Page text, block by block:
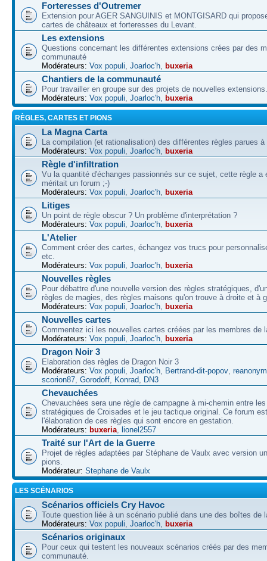
Forteresses d'Outremer
Extension pour AGER SANGUINIS et MONTGISARD qui
cartes de châteaux et forteresses du Levant.
Les extensions
Questions concernant les différentes extensions crées par des
communauté
Modérateurs: Vox populi, Joarloc'h, buxeria
Chantiers de la communauté
Pour travailler en groupe sur des projets de nouvelles extensions.
Modérateurs: Vox populi, Joarloc'h, buxeria
RÈGLES, CARTES ET PIONS
La Magna Carta
La compilation (et rationalisation) des différentes règles parues à
Modérateurs: Vox populi, Joarloc'h, buxeria
Règle d'infiltration
Vu la quantité d'échanges passionnés sur ce sujet, cette règle a
méritait un forum ;-)
Modérateurs: Vox populi, Joarloc'h, buxeria
Litiges
Un point de règle obscur ? Un problème d'interprétation ?
Modérateurs: Vox populi, Joarloc'h, buxeria
L'Atelier
Comment créer des cartes, échangez vos trucs pour
etc.
Modérateurs: Vox populi, Joarloc'h, buxeria
Nouvelles règles
Pour débattre d'une nouvelle version des règles stratégiques,
règles de magies, des règles maisons qu'on trouve à droite et à
Modérateurs: Vox populi, Joarloc'h, buxeria
Nouvelles cartes
Commentez ici les nouvelles cartes créées par les membres de
Modérateurs: Vox populi, Joarloc'h, buxeria
Dragon Noir 3
Elaboration des règles de Dragon Noir 3
Modérateurs: Vox populi, Joarloc'h, Bertrand-dit-popov,
scorion87, Gorodoff, Konrad, DN3
Chevauchées
Chevauchées sera une règle de campagne à mi-chemin entre
stratégiques de Croisades et le jeu tactique original. Ce forum
l'élaboration de ces règles qui sont encore en gestation.
Modérateurs: buxeria, lionel2557
Traité sur l'Art de la Guerre
Projet de règles adaptées par Stéphane de Vaulx avec version
pions.
Modérateur: Stephane de Vaulx
LES SCÉNARIOS
Scénarios officiels Cry Havoc
Toute question liée à un scénario publié dans une des boîtes de
Modérateurs: Vox populi, Joarloc'h, buxeria
Scénarios originaux
Pour ceux qui testent les nouveaux scénarios créés par des
communauté.